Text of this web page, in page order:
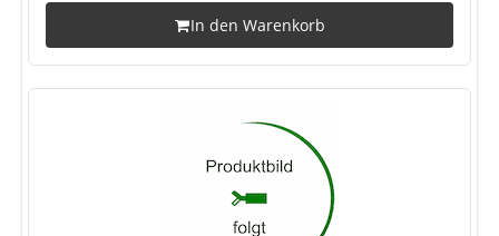
In den Warenkorb